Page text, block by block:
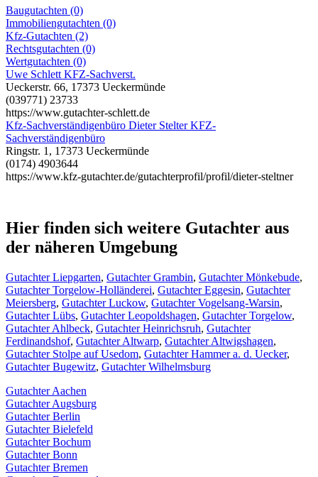
Baugutachten (0)
Immobiliengutachten (0)
Kfz-Gutachten (2)
Rechtsgutachten (0)
Wertgutachten (0)
Uwe Schlett KFZ-Sachverst.
Ueckerstr. 66, 17373 Ueckermünde
(039771) 23733
https://www.gutachter-schlett.de
Kfz-Sachverständigenbüro Dieter Stelter KFZ-
Sachverständigenbüro
Ringstr. 1, 17373 Ueckermünde
(0174) 4903644
https://www.kfz-gutachter.de/gutachterprofil/profil/dieter-steltner
Hier finden sich weitere Gutachter aus
der näheren Umgebung
Gutachter Liepgarten, Gutachter Grambin, Gutachter Mönkebude,
Gutachter Torgelow-Holländerei, Gutachter Eggesin, Gutachter
Meiersberg, Gutachter Luckow, Gutachter Vogelsang-Warsin,
Gutachter Lübs, Gutachter Leopoldshagen, Gutachter Torgelow,
Gutachter Ahlbeck, Gutachter Heinrichsruh, Gutachter
Ferdinandshof, Gutachter Altwarp, Gutachter Altwigshagen,
Gutachter Stolpe auf Usedom, Gutachter Hammer a. d. Uecker,
Gutachter Bugewitz, Gutachter Wilhelmsburg
Gutachter Aachen
Gutachter Augsburg
Gutachter Berlin
Gutachter Bielefeld
Gutachter Bochum
Gutachter Bonn
Gutachter Bremen